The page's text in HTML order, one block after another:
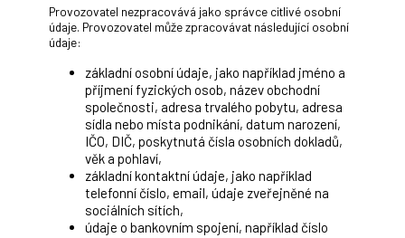
Provozovatel nezpracovává jako správce citlivé osobní
údaje. Provozovatel může zpracovávat následující osobní
údaje:
základní osobní údaje, jako například jméno a
příjmení fyzických osob, název obchodní
společnosti, adresa trvalého pobytu, adresa
sídla nebo místa podnikání, datum narození,
IČO, DIČ, poskytnutá čísla osobních dokladů,
věk a pohlaví,
základní kontaktní údaje, jako například
telefonní číslo, email, údaje zveřejněné na
sociálních sítích,
údaje o bankovním spojení, například číslo